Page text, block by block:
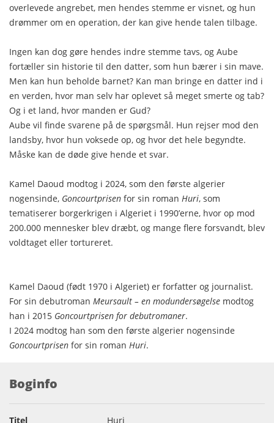
overlevede angrebet, men hendes stemme er visnet, og hun
drømmer om en operation, der kan give hende talen tilbage.
Ingen kan dog gøre hendes indre stemme tavs, og Aube
fortæller sin historie til den datter, som hun bærer i sin mave.
Men kan hun beholde barnet? Kan man bringe en datter ind i
en verden, hvor man selv har oplevet så meget smerte og tab?
Og i et land, hvor manden er Gud?
Aube vil finde svarene på de spørgsmål. Hun rejser mod den
landsby, hvor hun voksede op, og hvor det hele begyndte.
Måske kan de døde give hende et svar.
Kamel Daoud modtog i 2024, som den første algerier
nogensinde, Goncourtprisen for sin roman Huri, som
tematiserer borgerkrigen i Algeriet i 1990’erne, hvor op mod
200.000 mennesker blev dræbt, og mange flere forsvandt, blev
voldtaget eller tortureret.
Kamel Daoud (født 1970 i Algeriet) er forfatter og journalist.
For sin debutroman Meursault – en modundersøgelse modtog
han i 2015 Goncourtprisen for debutromaner.
I 2024 modtog han som den første algerier nogensinde
Goncourtprisen for sin roman Huri.
Boginfo
Titel
Huri